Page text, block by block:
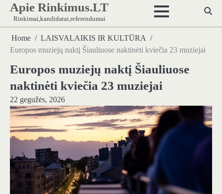
Skip
content
Apie Rinkimus.LT
Rinkimai,kandidatai,referendumai
Home
LAISVALAIKIS IR KULTŪRA
Europos muziejų naktį Šiauliuose naktinėti kviečia 23 muziejai
Europos muziejų naktį Šiauliuose
naktinėti kviečia 23 muziejai
22 gegužės, 2026